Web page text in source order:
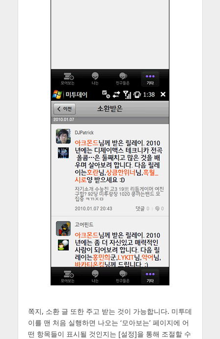
쪽지, 소환 글 또한 주고 받는 것이 가능합니다. 미투데
이를 맨 처음 실행하면 나오는 ‘모아보는’ 페이지에 어
떤 항목들이 표시될 것인지는 [설정]을 통해 조절할 수